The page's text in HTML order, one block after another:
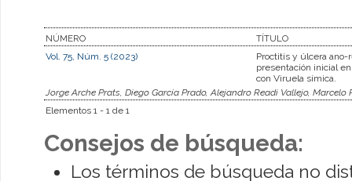
NÚMERO
TÍTULO
Vol. 75, Núm. 5 (2023)
Proctitis y úlcera ano-
presentación inicial
con Viruela símica.
Jorge Arche Prats, Diego García Prado, Alejandro Readi Vallejo,
Elementos 1 - 1 de 1
Consejos de búsqueda:
Los términos de búsqueda no